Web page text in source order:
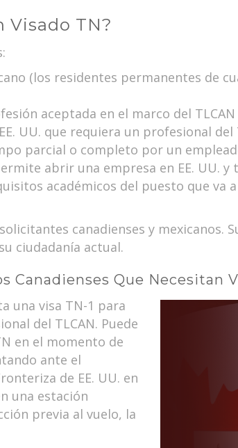
Visado TN?
(los residentes permanentes de
aceptada en el marco del TLCAN
UU. que requiera un profesional del
parcial o completo por un
abrir una empresa en EE. UU. y
académicos del puesto que
canadienses y mexicanos.
ciudadanía actual.
Canadienses Que Necesitan
una visa TN-1 para
del TLCAN. Puede
en el momento de
ante el
de EE. UU. en
una estación
previa al vuelo, la